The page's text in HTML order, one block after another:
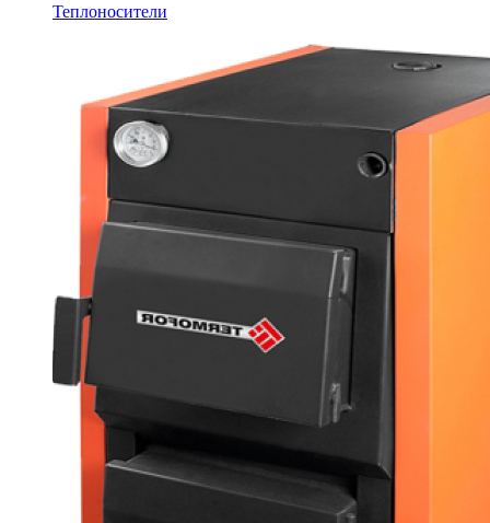
Теплоносители